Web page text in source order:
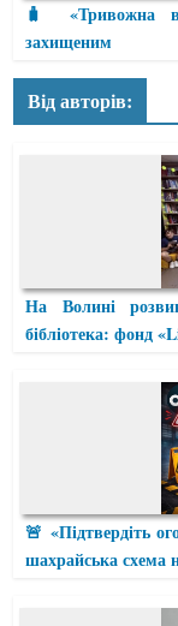
🧳 «Тривожна
захищеним
Від авторів:
На Волині
бібліотека: фонд
🚨 «Підтвердіть
шахрайська схема